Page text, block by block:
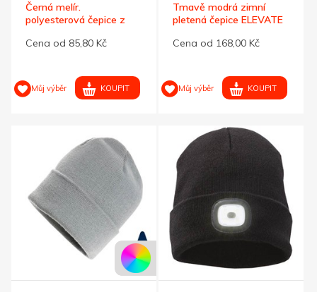
Černá melír.
polyesterová čepice z
Cena od 85,80 Kč
Můj výběr KOUPIT
Tmavě modrá zimní
pletená čepice ELEVATE
Cena od 168,00 Kč
Můj výběr KOUPIT